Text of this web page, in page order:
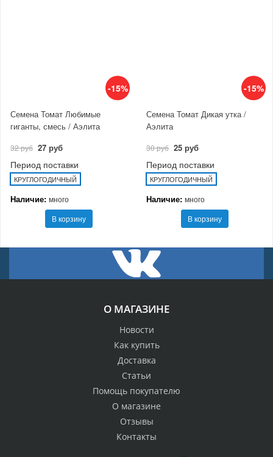
-15%
Семена Томат Любимые
гиганты, смесь / Аэлита
32 руб 27 руб
Период поставки
КРУГЛОГОДИЧНЫЙ
Наличие: много
В корзину
-15%
Семена Томат Дикая утка /
Аэлита
30 руб 25 руб
Период поставки
КРУГЛОГОДИЧНЫЙ
Наличие: много
В корзину
О МАГАЗИНЕ
Новости
Как купить
Доставка
Статьи
Помощь покупателю
О магазине
Отзывы
Контакты